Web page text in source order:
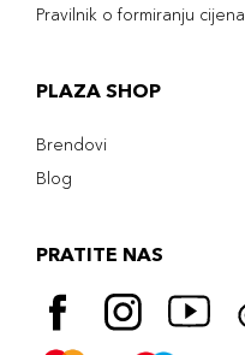
Pravilnik o formiranju cijena
PLAZA SHOP
Brendovi
Blog
PRATITE NAS